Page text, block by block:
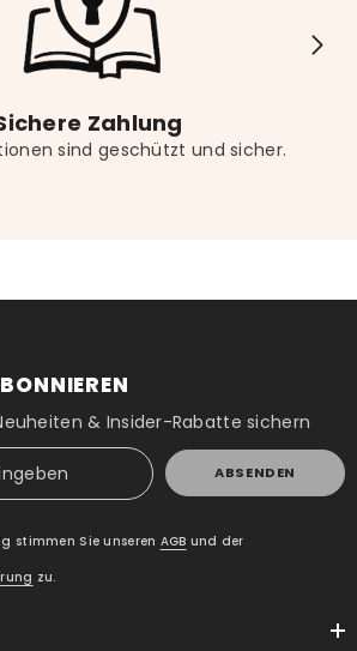
Zahlung
sind geschützt und sicher.
& Insider-Rabatte sichern
ABSENDEN
stimmen Sie unseren AGB und der
zu.